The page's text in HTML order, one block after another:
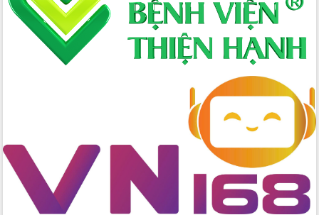
Triển khai đồng bộ đo đạc, lập hồ sơ
địa chính, hoàn thiện cơ sở dữ liệu đất
Ứng dụng sinh trắc học - Bước tiến
trong hành trình chuyển đổi số tại Đắk
nghệ, hướng tới phát triển thủy sản
bền vững
Tập huấn nâng cao năng lực triển khai
chuyển đổi số cho cán bộ, công chức
cấp xã